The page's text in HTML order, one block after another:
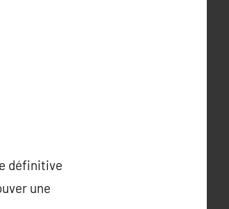
définitive
une